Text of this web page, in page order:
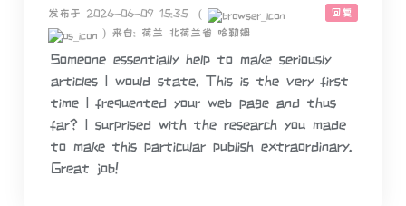
回复
发布于 2026-06-09 15:35
(
) 来自: 荷兰 北荷兰省 哈勒姆
Someone essentially help to make seriously
articles I would state. This is the very first
time I frequented your web page and thus
far? I surprised with the research you made
to make this particular publish extraordinary.
Great job!